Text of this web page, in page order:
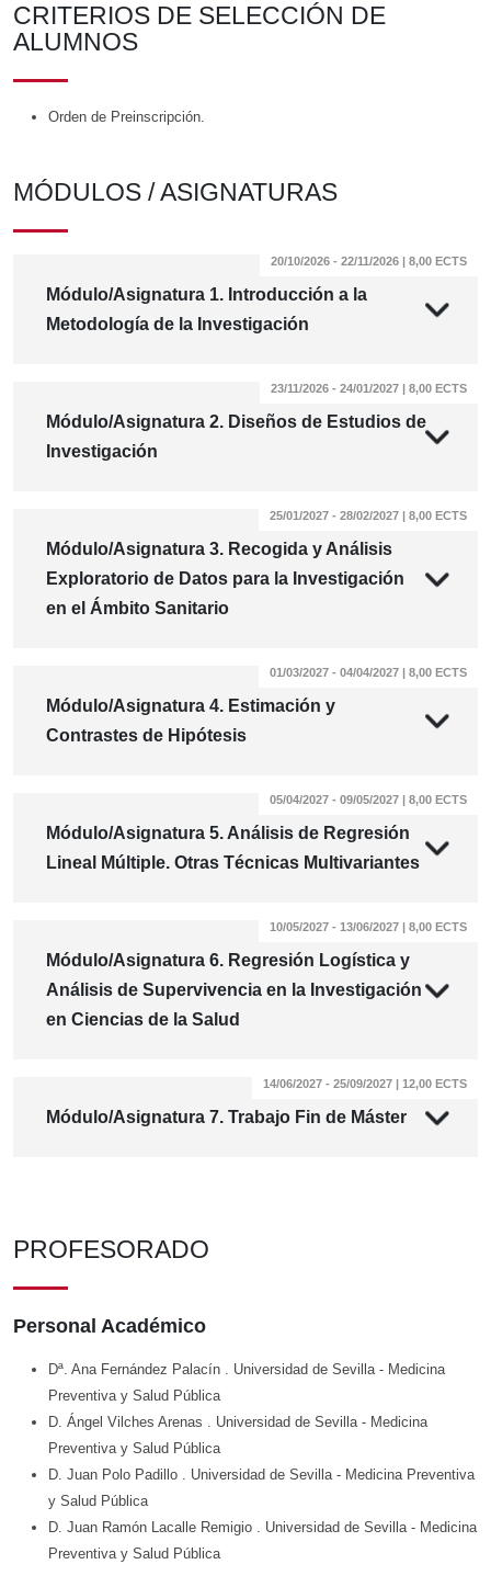
CRITERIOS DE SELECCIÓN DE
ALUMNOS
Orden de Preinscripción.
MÓDULOS / ASIGNATURAS
Módulo/Asignatura 1. Introducción a la
Metodología de la Investigación
20/10/2026 - 22/11/2026 | 8,00 ECTS
Módulo/Asignatura 2. Diseños de Estudios de
Investigación
23/11/2026 - 24/01/2027 | 8,00 ECTS
Módulo/Asignatura 3. Recogida y Análisis
Exploratorio de Datos para la Investigación
en el Ámbito Sanitario
25/01/2027 - 28/02/2027 | 8,00 ECTS
Módulo/Asignatura 4. Estimación y
Contrastes de Hipótesis
01/03/2027 - 04/04/2027 | 8,00 ECTS
Módulo/Asignatura 5. Análisis de Regresión
Lineal Múltiple. Otras Técnicas Multivariantes
05/04/2027 - 09/05/2027 | 8,00 ECTS
Módulo/Asignatura 6. Regresión Logística y
Análisis de Supervivencia en la Investigación
en Ciencias de la Salud
10/05/2027 - 13/06/2027 | 8,00 ECTS
Módulo/Asignatura 7. Trabajo Fin de Máster
14/06/2027 - 25/09/2027 | 12,00 ECTS
PROFESORADO
Personal Académico
Dª. Ana Fernández Palacín . Universidad de Sevilla - Medicina
Preventiva y Salud Pública
D. Ángel Vilches Arenas . Universidad de Sevilla - Medicina
Preventiva y Salud Pública
D. Juan Polo Padillo . Universidad de Sevilla - Medicina Preventiva
y Salud Pública
D. Juan Ramón Lacalle Remigio . Universidad de Sevilla - Medicina
Preventiva y Salud Pública